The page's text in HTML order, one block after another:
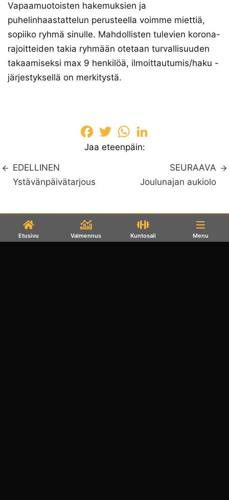
Etusivu Valmennus Kuntosali Menu
Vapaamuotoisten hakemuksien ja
puhelinhaastattelun perusteella voimme miettiä,
sopiiko ryhmä sinulle. Mahdollisten tulevien korona-
rajoitteiden takia ryhmään otetaan turvallisuuden
takaamiseksi max 9 henkilöä, ilmoittautumis/haku -
järjestyksellä on merkitystä.
FacebookTwitterWhatsApp
Jaa eteenpäin:
EDELLINEN
Ystävänpäivätarjous
SEURAAVA
Joulunajan aukiolo